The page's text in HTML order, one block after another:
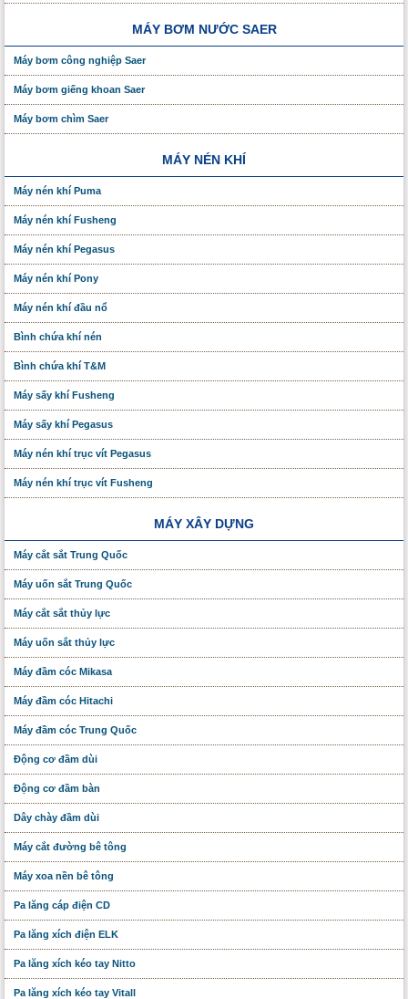
MÁY BƠM NƯỚC SAER
Máy bơm công nghiệp Saer
Máy bơm giếng khoan Saer
Máy bơm chìm Saer
MÁY NÉN KHÍ
Máy nén khí Puma
Máy nén khí Fusheng
Máy nén khí Pegasus
Máy nén khí Pony
Máy nén khí đầu nổ
Bình chứa khí nén
Bình chứa khí T&M
Máy sấy khí Fusheng
Máy sấy khí Pegasus
Máy nén khí trục vít Pegasus
Máy nén khí trục vít Fusheng
MÁY XÂY DỰNG
Máy cắt sắt Trung Quốc
Máy uốn sắt Trung Quốc
Máy cắt sắt thủy lực
Máy uốn sắt thủy lực
Máy đầm cóc Mikasa
Máy đầm cóc Hitachi
Máy đầm cóc Trung Quốc
Động cơ đầm dùi
Động cơ đầm bàn
Dây chày đầm dùi
Máy cắt đường bê tông
Máy xoa nền bê tông
Pa lăng cáp điện CD
Pa lăng xích điện ELK
Pa lăng xích kéo tay Nitto
Pa lăng xích kéo tay Vitall